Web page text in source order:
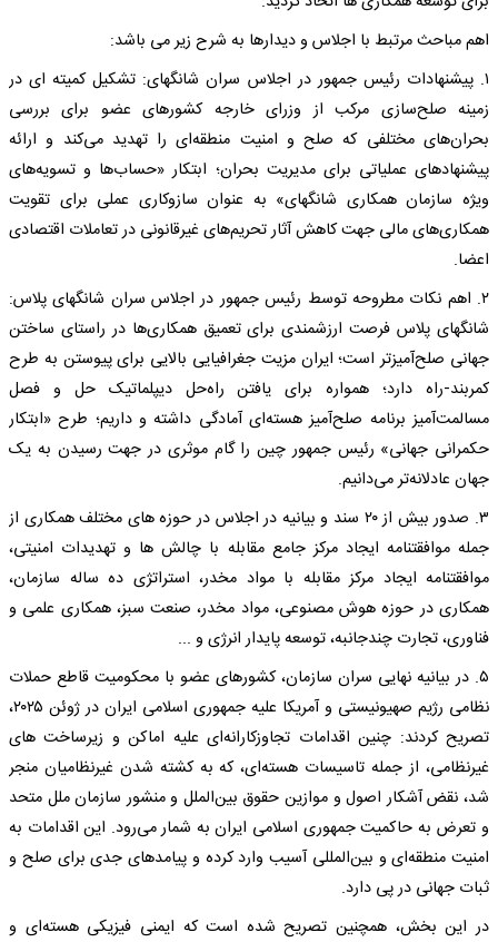
اهم مباحث مرتبط با اجلاس و دیدارها به شرح زیر می باشد:
۱. پیشنهادات رئیس جمهور در اجلاس سران شانگهای: تشکیل کمیته ای در
زمینه صلح‌سازی مرکب از وزرای خارجه کشورهای عضو برای بررسی
بحران‌های مختلفی که صلح و امنیت منطقه‌ای را تهدید می‌کند و ارائه
پیشنهادهای عملیاتی برای مدیریت بحران؛ ابتکار «حساب‌ها و تسویه‌های
ویژه سازمان همکاری شانگهای» به عنوان سازوکاری عملی برای تقویت
همکاری‌های مالی جهت کاهش آثار تحریم‌های غیرقانونی در تعاملات اقتصادی
اعضا.
۲. اهم نکات مطروحه توسط رئیس جمهور در اجلاس سران شانگهای پلاس:
شانگهای پلاس فرصت ارزشمندی برای تعمیق همکاری‌ها در راستای ساختن
جهانی صلح‌آمیزتر است؛ ایران مزیت جغرافیایی بالایی برای پیوستن به طرح
کمربند-راه دارد؛ همواره برای یافتن راه‌حل دیپلماتیک حل و فصل
مسالمت‌آمیز برنامه صلح‌آمیز هسته‌ای آمادگی داشته و داریم؛ طرح «ابتکار
حکمرانی جهانی» رئیس جمهور چین را گام موثری در جهت رسیدن به یک
جهان عادلانه‌تر می‌دانیم.
۳. صدور بیش از ۲۰ سند و بیانیه در اجلاس در حوزه های مختلف همکاری از
جمله موافقتنامه ایجاد مرکز جامع مقابله با چالش ها و تهدیدات امنیتی،
موافقتنامه ایجاد مرکز مقابله با مواد مخدر، استراتژی ده ساله سازمان،
همکاری در حوزه هوش مصنوعی، مواد مخدر، صنعت سبز، همکاری علمی و
فناوری، تجارت چندجانبه، توسعه پایدار انرژی و ...
۵. در بیانیه نهایی سران سازمان، کشورهای عضو با محکومیت قاطع حملات
نظامی رژیم صهیونیستی و آمریکا علیه جمهوری اسلامی ایران در ژوئن ۲۰۲۵،
تصریح کردند: چنین اقدامات تجاوزکارانه‌ای علیه اماکن و زیرساخت های
غیرنظامی، از جمله تاسیسات هسته‌ای، که به کشته شدن غیرنظامیان منجر
شد، نقض آشکار اصول و موازین حقوق بین‌الملل و منشور سازمان ملل متحد
و تعرض به حاکمیت جمهوری اسلامی ایران به شمار می‌رود. این اقدامات به
امنیت منطقه‌ای و بین‌المللی آسیب وارد کرده و پیامدهای جدی برای صلح و
ثبات جهانی در پی دارد.
در این بخش، همچنین تصریح شده است که ایمنی فیزیکی هسته‌ای و